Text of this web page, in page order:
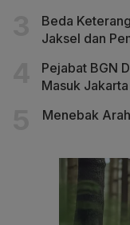
Beda
Jaksel dan
Pejabat BGN
Masuk
Menebak